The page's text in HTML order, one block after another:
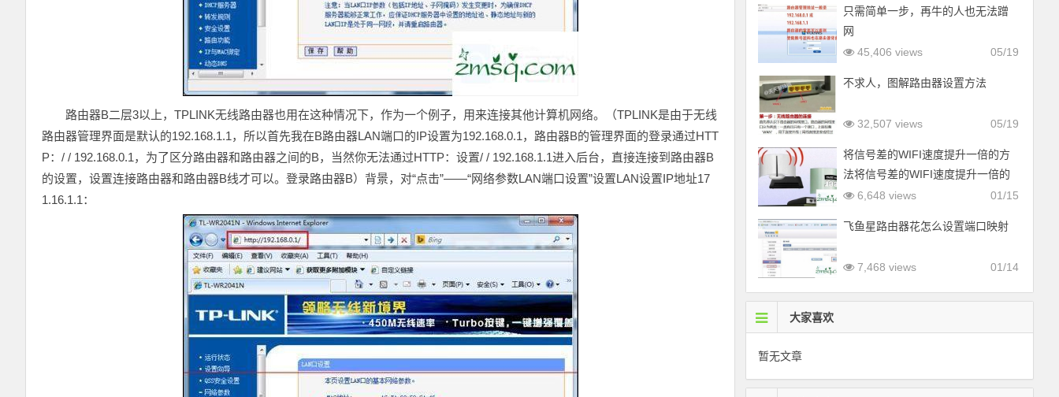
路由器B二层3以上，TPLINK无线路由器也用在这种情况下，作为一个例子，用来连接其他计算机网络。（TPLINK是由于无线
路由器管理界面是默认的192.168.1.1，所以首先我在B路由器LAN端口的IP设置为192.168.0.1，路由器B的管理界面的登录通过HTT
P：/ / 192.168.0.1，为了区分路由器和路由器之间的B，当然你无法通过HTTP：设置/ / 192.168.1.1进入后台，直接连接到路由器B
的设置，设置连接路由器和路由器B线才可以。登录路由器B）背景，对“点击”——“网络参数LAN端口设置”设置LAN设置IP地址17
1.16.1.1：
只需简单一步，再牛的人也无法蹭
网
05/19
45,406 views
不求人，图解路由器设置方法
05/19
32,507 views
将信号差的WIFI速度提升一倍的方
法将信号差的WIFI速度提升一倍的
方法
01/15
6,648 views
飞鱼星路由器花怎么设置端口映射
01/14
7,468 views
大家喜欢
暂无文章